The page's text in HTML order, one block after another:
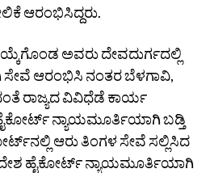
ಆರಂಭಿಸಿದ್ದರು.
ಅವರು ದೇವದುರ್ಗದಲ್ಲಿ
ಸೇವೆ ಆರಂಭಿಸಿ ನಂತರ ಬೆಳಗಾವಿ,
ರಾಜ್ಯದ ವಿವಿಧೆಡೆ ಕಾರ್ಯ
ನ್ಯಾಯಮೂರ್ತಿಯಾಗಿ ಬಡ್ತಿ
ಆರು ತಿಂಗಳ ಸೇವೆ ಸಲ್ಲಿಸಿದ
ಹೈಕೋರ್ಟ್‌ ನ್ಯಾಯಮೂರ್ತಿಯಾಗಿ